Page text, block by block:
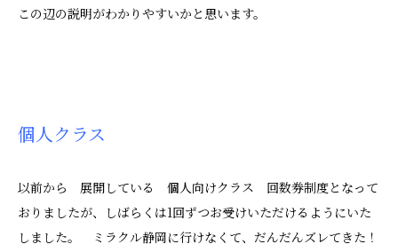
この辺の説明がわかりやすいかと思います。
個人クラス
以前から 展開している 個人向けクラス 回数券制度となって
おりましたが、しばらくは1回ずつお受けいただけるようにいた
しました。 ミラクル静岡に行けなくて、だんだんズレてきた！